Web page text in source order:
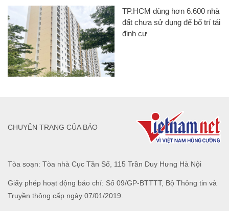
TP.HCM dùng hơn 6.600 nhà
đất chưa sử dụng để bố trí tái
định cư
Tòa soạn: Tòa nhà Cục Tần Số, 115 Trần Duy Hưng Hà Nội
Giấy phép hoạt động báo chí: Số 09/GP-BTTTT, Bộ Thông tin và
Truyền thông cấp ngày 07/01/2019.
CHUYÊN TRANG CỦA BÁO